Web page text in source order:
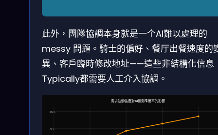
此外，團隊協調本身就是一个AI難以處理的
messy 問題。騎士的偏好、餐厅出餐速度的
異、客戶臨時修改地址——這些非結構化信息
Typically都需要人工介入協調。
75%
100%
需求波動強度對AI預測準確率的影響